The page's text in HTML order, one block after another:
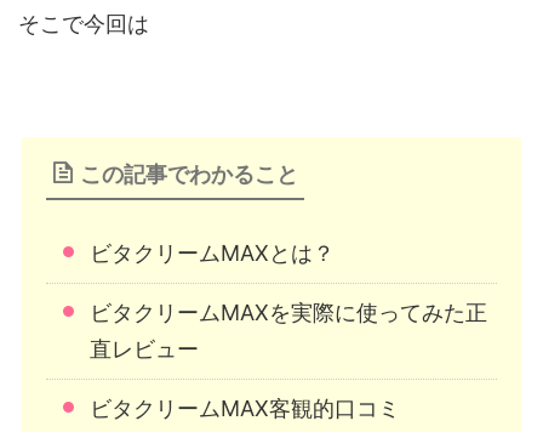
そこで今回は
この記事でわかること
ビタクリームMAXとは？
ビタクリームMAXを実際に使ってみた正
直レビュー
ビタクリームMAX客観的口コミ